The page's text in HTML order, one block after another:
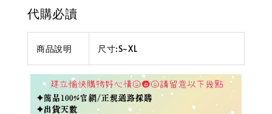
代購必讀
商品說明 尺寸:S~XL